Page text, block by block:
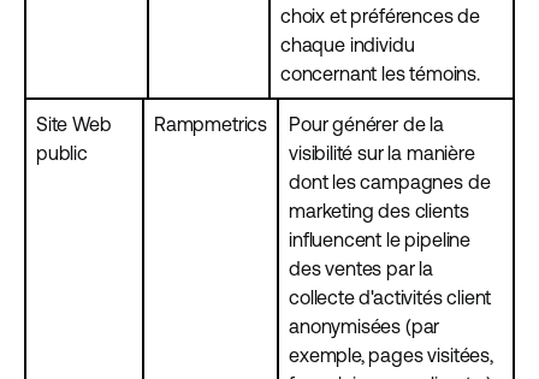
choix et préférences de
chaque individu
concernant les témoins.
Site Web
public
Rampmetrics
Pour générer de la
visibilité sur la manière
dont les campagnes de
marketing des clients
influencent le pipeline
des ventes par la
collecte d'activités client
anonymisées (par
exemple, pages visitées,